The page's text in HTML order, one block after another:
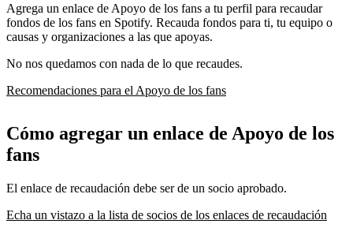
Agrega un enlace de Apoyo de los fans a tu perfil para recaudar
fondos de los fans en Spotify. Recauda fondos para ti, tu equipo o
causas y organizaciones a las que apoyas.
No nos quedamos con nada de lo que recaudes.
Recomendaciones para el Apoyo de los fans
Cómo agregar un enlace de Apoyo de los
fans
El enlace de recaudación debe ser de un socio aprobado.
Echa un vistazo a la lista de socios de los enlaces de recaudación